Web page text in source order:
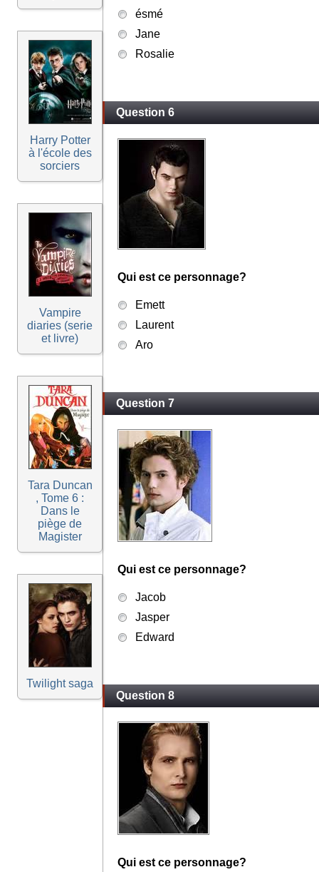
Harry Potter
à l'école des
sorciers
Vampire
diaries (serie
et livre)
Tara Duncan
, Tome 6 :
Dans le
piège de
Magister
Twilight saga
ésmé
Jane
Rosalie
Question 6
Qui est ce personnage?
Emett
Laurent
Aro
Question 7
Qui est ce personnage?
Jacob
Jasper
Edward
Question 8
Qui est ce personnage?